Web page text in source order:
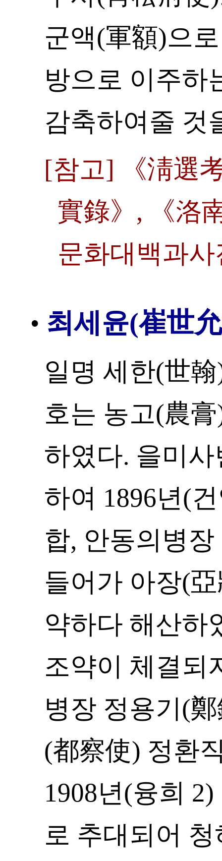
군액(軍額)으
방으로 이주하
감축하여줄 것
[참고] 《淸選
實錄》, 《洛
문화대백과
• 최세윤(崔世
일명 세한(世
호는 농고(農
하였다. 을미
하여 1896년(
합, 안동의병
들어가 아장(
약하다 해산하
조약이 체결되
병장 정용기(
(都察使) 정환
1908년(융희
로 추대되어 청